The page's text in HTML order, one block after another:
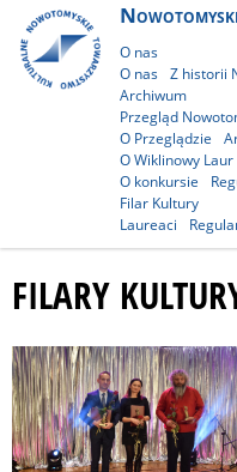
O nas
O nas Z historii
Archiwum
Przegląd
O Przeglądzie
O Wiklinowy Laur
O konkursie
Filar Kultury
Laureaci
FILARY